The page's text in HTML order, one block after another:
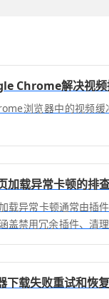
Chrome解决视
浏览器中的视频
加载异常卡顿的排
载异常卡顿通常由插
盖禁用冗余插件、清
下载失败重试和恢